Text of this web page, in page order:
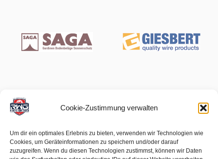
Cookie-Zustimmung verwalten
Um dir ein optimales Erlebnis zu bieten, verwenden wir Technologien wie
Cookies, um Geräteinformationen zu speichern und/oder darauf
zuzugreifen. Wenn du diesen Technologien zustimmst, können wir Daten